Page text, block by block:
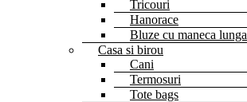
Tricouri
Hanorace
Bluze cu maneca lunga
Casa si birou
Cani
Termosuri
Tote bags